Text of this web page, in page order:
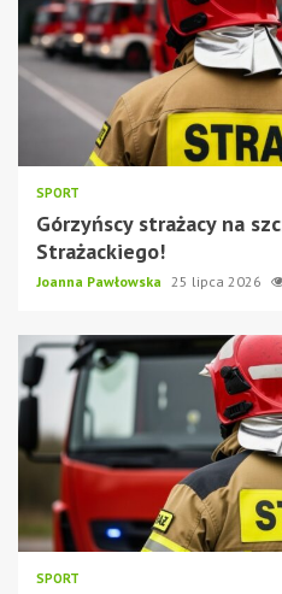
SPORT
Górzyńscy strażacy na
Strażackiego!
Joanna Pawłowska 25 lipca 2026
SPORT